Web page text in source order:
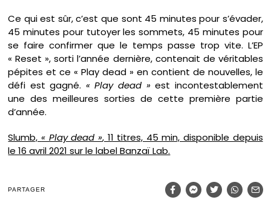
Ce qui est sûr, c’est que sont 45 minutes pour s’évader,
45 minutes pour tutoyer les sommets, 45 minutes pour
se faire confirmer que le temps passe trop vite. L’EP
« Reset », sorti l’année dernière, contenait de véritables
pépites et ce « Play dead » en contient de nouvelles, le
défi est gagné. « Play dead »est incontestablement
une des meilleures sorties de cette première partie
d’année.
Slumb,« Play dead », 11 titres, 45 min, disponible depuis
le 16 avril 2021 sur le label Banzaï Lab.
PARTAGER